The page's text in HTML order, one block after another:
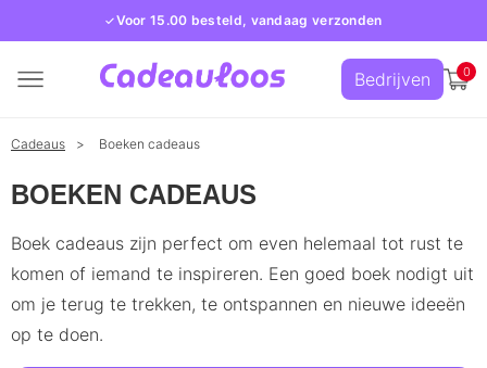
Voor 15.00 besteld, vandaag verzonden
Bedrijven 0
Cadeaus Boeken cadeaus
BOEKEN CADEAUS
Boek cadeaus zijn perfect om even helemaal tot rust te
komen of iemand te inspireren. Een goed boek nodigt uit
om je terug te trekken, te ontspannen en nieuwe ideeën
op te doen.